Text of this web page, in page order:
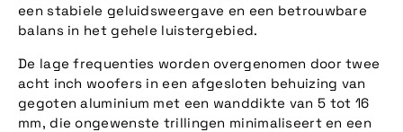
een stabiele geluidsweergave en een betrouwbare
balans in het gehele luistergebied.
De lage frequenties worden overgenomen door twee
acht inch woofers in een afgesloten behuizing van
gegoten aluminium met een wanddikte van 5 tot 16
mm, die ongewenste trillingen minimaliseert en een